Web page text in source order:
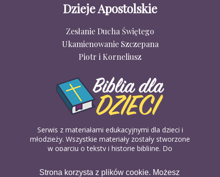
Strona korzysta z plików cookie. Możesz
Dzieje Apostolskie
Zesłanie Ducha Świętego
Ukamienowanie Szczepana
Piotr i Korneliusz
Serwis z materiałami edukacyjnymi dla dzieci i
młodzieży. Wszystkie materiały zostały stworzone
w oparciu o teksty i historie biblijne. Do
biblijnych. Można je pobierać, drukować i